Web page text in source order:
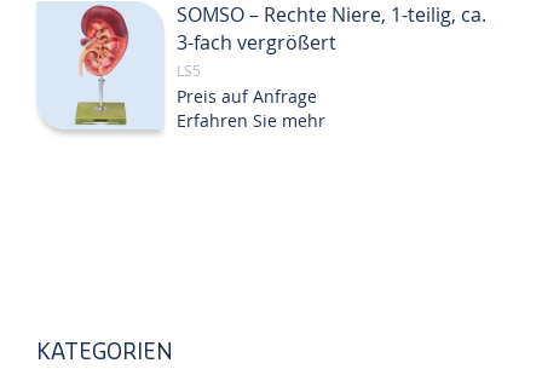
SOMSO – Rechte Niere, 1-teilig, ca.
3-fach vergrößert
LS5
Preis auf Anfrage
Erfahren Sie mehr
KATEGORIEN